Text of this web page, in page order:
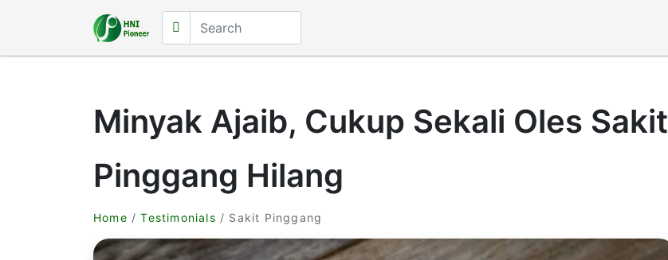
Minyak Ajaib, Cukup Sekali Oles Sakit
Pinggang Hilang
Home /Testimonials / Sakit Pinggang